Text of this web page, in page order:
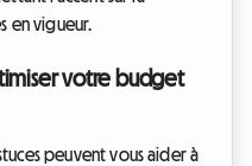
en vigueur.
votre budget
peuvent vous aider à